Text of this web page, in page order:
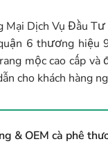
Mại Dịch Vụ Đầu
6 thương hiệu
mộc cao cấp
cho khách hàng
& OEM cà phê